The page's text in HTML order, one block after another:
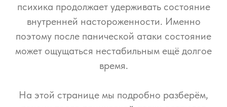
психика продолжает удерживать состояние
внутренней настороженности. Именно
поэтому после панической атаки состояние
может ощущаться нестабильным ещё долгое
время.
На этой странице мы подробно разберём,